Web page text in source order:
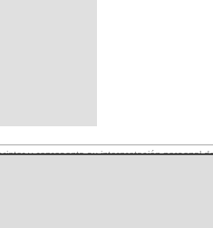
y representa su interpretación personal